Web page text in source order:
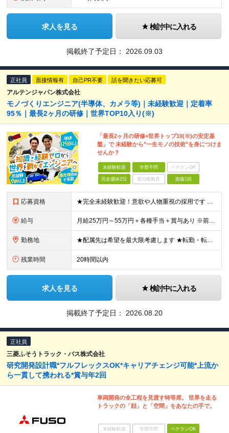
求人を見る 検討中に入れる
掲載終了予定日： 2026.09.03
正社員 面接情報有 自己PR不要 話を聞きたい応募可
アルテンジャパン株式会社
モノづくりエンジニア(半導体、カメラ等)｜未経験歓迎｜定着率
95％｜最長2ヶ月の研修｜世界TOP10入り(※)
「最長2ヶ月の研修×世界トップ10(※)の安定基
盤」で 未経験から"一生モノの技術"を身につけま
せんか？
未経験歓迎 学歴不問 ベテランOK
完全週休2日 賞与複数月 面接1回
応募資格 ★完全未経験歓迎！意欲や人物重視の採用です ★文系・理系問わず歓迎いたします！ ■学歴不問 ■第二新卒歓迎 ■職種・業種・社会人未経験OK ■フリーター・社会人経験10年以上の方も歓迎 ■ブランク・
給与 月給25万円～55万円＋各種手当＋賞与あり ※前職の給与・経験・スキルなどを考慮のうえで決定します ※残業代は1分単位で全額支給します ※試用期間3ヶ月。その間の給与・待遇に差異はありません ★充実
勤務地 ★配属先は希望を最大限考慮します ★転勤・転居については相談可能です ★U・Iターン歓迎 全国の各プロジェクト先で募集します。 ＜プロジェクト先＞ ■北海道：千歳市 ■関東：埼玉県・千葉県・東京都
残業時間 20時間以内
求人を見る 検討中に入れる
掲載終了予定日： 2026.08.20
正社員
三菱ふそうトラック・バス株式会社
研究開発設計職*フルフレックスOK*キャリアチェンジ可能*上流か
ら一貫して携われる*賞与年2回
車両開発の全工程を見渡す特等席。 世界を走る
トラックの「顔」と「空間」をあなたの手で。
未経験歓迎 学歴不問 ベテランOK